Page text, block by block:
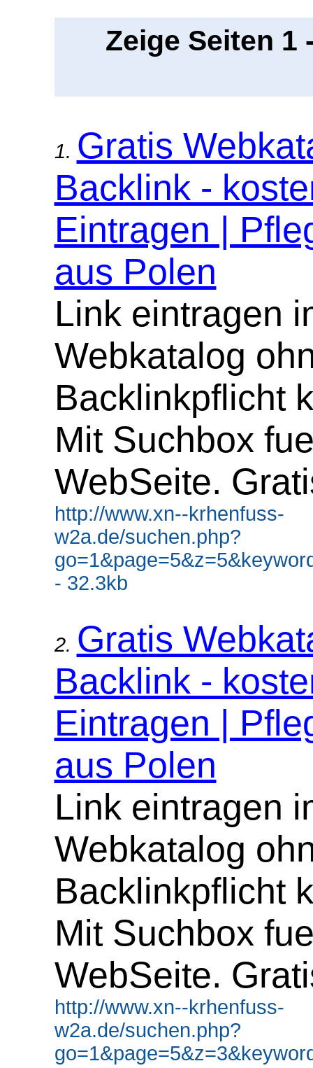
Zeige Seiten 1
1. Gratis
Backlink -
Eintragen |
aus Polen
Link eintragen
Webkatalog
Backlinkpflicht
Mit Suchbox
WebSeite.
http://www.xn--krhenfuss-
w2a.de/suchen.php?
- 32.3kb
2. Gratis
Backlink -
Eintragen |
aus Polen
Link eintragen
Webkatalog
Backlinkpflicht
Mit Suchbox
WebSeite.
http://www.xn--krhenfuss-
w2a.de/suchen.php?